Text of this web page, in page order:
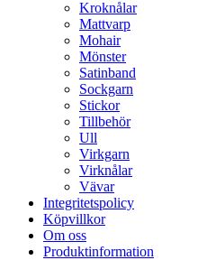
Kroknålar
Mattvarp
Mohair
Mönster
Satinband
Sockgarn
Stickor
Tillbehör
Ull
Virkgarn
Virknålar
Vävar
Integritetspolicy
Köpvillkor
Om oss
Produktinformation